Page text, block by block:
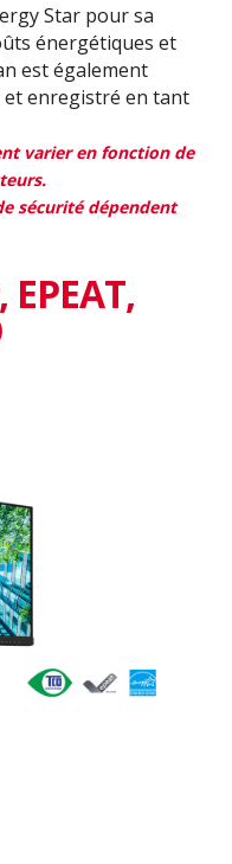
Star pour sa
énergétiques et
est également
enregistré en tant
varier en fonction de
sécurité dépendent